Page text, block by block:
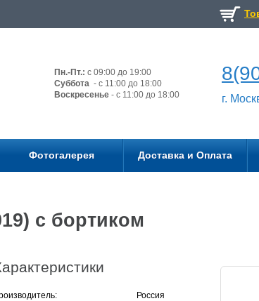
Пн.-Пт.: с 09:00 до 19:00
Суббота - с 11:00 до 18:00
Воскресенье - с 11:00 до 18:00 г.
Фотогалерея Доставка и Оплата
с бортиком
Россия